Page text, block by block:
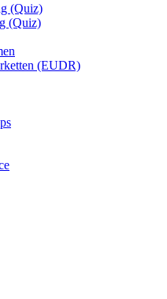
(Quiz)
(Quiz)
(EUDR)